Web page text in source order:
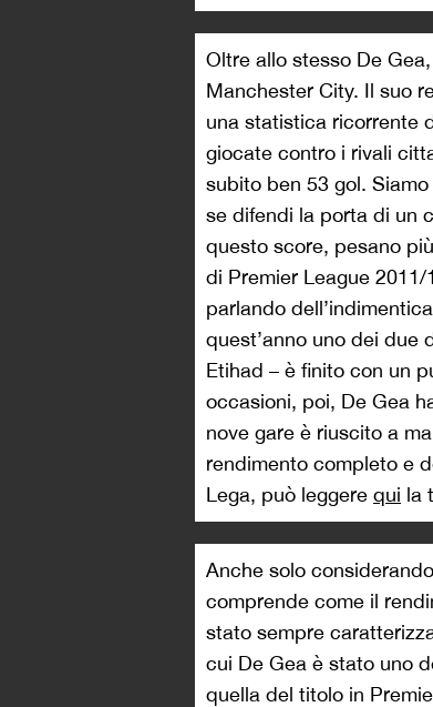
Oltre allo stesso De
Manchester City. Il suo
una statistica ricorrente
giocate contro i rivali
subito ben 53 gol.
se difendi la porta di un
questo score, pesano
di Premier League
parlando
quest’anno uno dei due
Etihad – è finito con un
occasioni, poi, De Gea
nove gare è riuscito a
rendimento completo e
Lega, può leggere qui la
Anche solo
comprende come il
stato sempre
cui De Gea è stato uno
quella del titolo in